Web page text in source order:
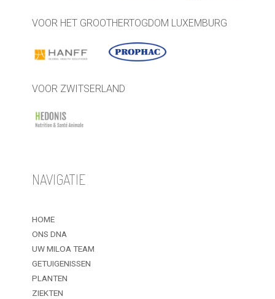
VOOR HET GROOTHERTOGDOM LUXEMBURG
VOOR ZWITSERLAND
NAVIGATIE
HOME
ONS DNA
UW MILOA TEAM
GETUIGENISSEN
PLANTEN
ZIEKTEN